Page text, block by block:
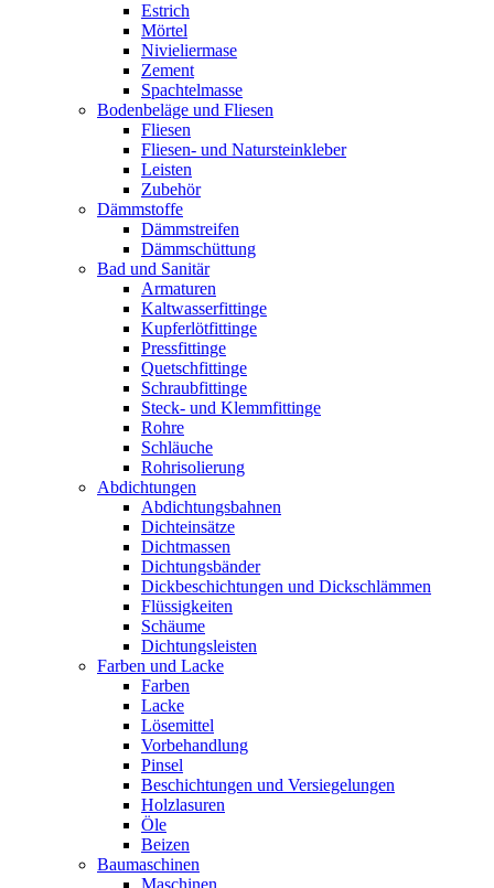
Estrich
Mörtel
Nivieliermase
Zement
Spachtelmasse
Bodenbeläge und Fliesen
Fliesen
Fliesen- und Natursteinkleber
Leisten
Zubehör
Dämmstoffe
Dämmstreifen
Dämmschüttung
Bad und Sanitär
Armaturen
Kaltwasserfittinge
Kupferlötfittinge
Pressfittinge
Quetschfittinge
Schraubfittinge
Steck- und Klemmfittinge
Rohre
Schläuche
Rohrisolierung
Abdichtungen
Abdichtungsbahnen
Dichteinsätze
Dichtmassen
Dichtungsbänder
Dickbeschichtungen und Dickschlämmen
Flüssigkeiten
Schäume
Dichtungsleisten
Farben und Lacke
Farben
Lacke
Lösemittel
Vorbehandlung
Pinsel
Beschichtungen und Versiegelungen
Holzlasuren
Öle
Beizen
Baumaschinen
Maschinen